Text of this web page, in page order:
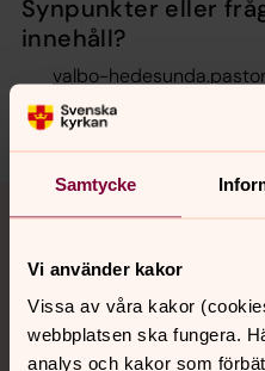
Samtycke
Vi använder kakor
Vissa av våra kakor
webbplatsen ska fungera.
analys och kakor som
Synpunkter eller
innehåll?
valbo-
Dela
Tillbaka till toppen
Tillbaka till innehållet
Kontakt